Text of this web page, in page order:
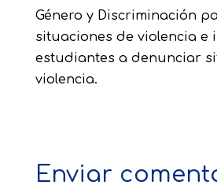
Género y Discriminación
situaciones de violencia e
estudiantes a denunciar
violencia.
Enviar